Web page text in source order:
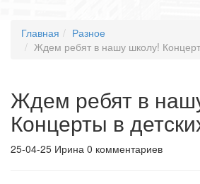
Главная
Разное
Ждем ребят в нашу школу!
Ждем ребят в
Концерты в
25-04-25 Ирина 0 комментариев